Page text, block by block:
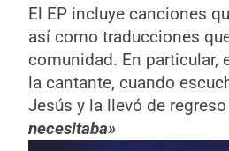
El EP incluye canciones
así como traducciones
comunidad. En particular,
la cantante, cuando
Jesús y la llevó de
necesitaba»